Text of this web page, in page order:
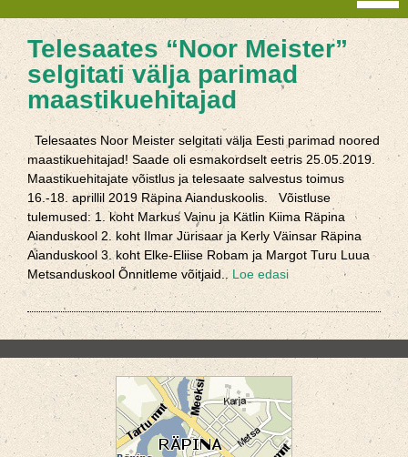
Telesaates “Noor Meister”
selgitati välja parimad
maastikuehitajad
Telesaates Noor Meister selgitati välja Eesti parimad noored
maastikuehitajad! Saade oli esmakordselt eetris 25.05.2019.
Maastikuehitajate võistlus ja telesaate salvestus toimus
16.-18. aprillil 2019 Räpina Aianduskoolis. Võistluse
tulemused: 1. koht Markus Vainu ja Kätlin Kiima Räpina
Aianduskool 2. koht Ilmar Jürisaar ja Kerly Väinsar Räpina
Aianduskool 3. koht Elke-Eliise Robam ja Margot Turu Luua
Metsanduskool Õnnitleme võitjaid.. Loe edasi